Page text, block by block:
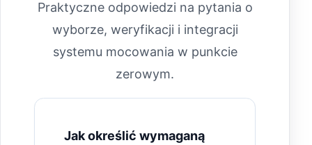
Praktyczne odpowiedzi na pytania o
wyborze, weryfikacji i integracji
systemu mocowania w punkcie
zerowym.
Jak określić wymaganą